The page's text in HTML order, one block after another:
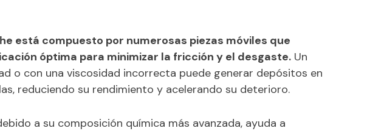
está compuesto por numerosas piezas móviles que
óptima para minimizar la fricción y el desgaste. Un
o con una viscosidad incorrecta puede generar depósitos en
reduciendo su rendimiento y acelerando su deterioro.
a su composición química más avanzada, ayuda a